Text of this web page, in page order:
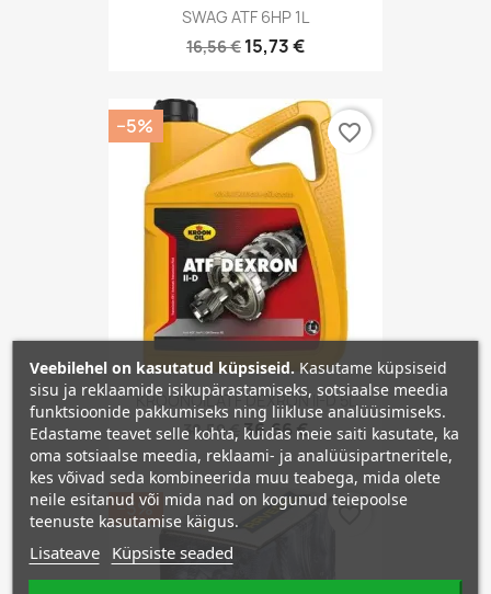
SWAG ATF 6HP 1L
16,56 € 15,73 €
KROONOIL ATF DEXRON II-D 5L
38,59 € 36,66 €
−5% favorite_border
−5% favorite_border
Veebilehel on kasutatud küpsiseid.Kasutame küpsiseid
sisu ja reklaamide isikupärastamiseks, sotsiaalse meedia
funktsioonide pakkumiseks ning liikluse analüüsimiseks.
Edastame teavet selle kohta, kuidas meie saiti kasutate, ka
oma sotsiaalse meedia, reklaami- ja analüüsipartneritele,
kes võivad seda kombineerida muu teabega, mida olete
neile esitanud või mida nad on kogunud teiepoolse
teenuste kasutamise käigus.
Lisateave Küpsiste seaded